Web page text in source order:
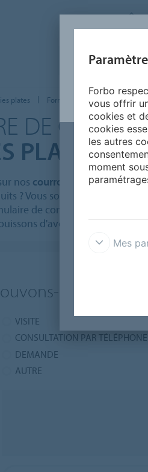
ACCUEIL
plates Formulaire de contact pour
DE
PLATES
nos courroies plates? Vous
? Vous souhaitez recevoir
de contact. Nous
d'avoir de vos
nous vous
VISITE
CONSULTATION PAR TÉLÉPHONE
DEMANDE
AUTRE
Forbo
vous offrir
cookies et
cookies
les autres
moment
Mes